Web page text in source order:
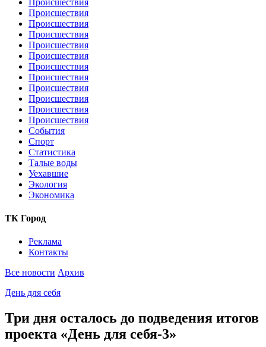
Происшествия
Происшествия
Происшествия
Происшествия
Происшествия
Происшествия
Происшествия
Происшествия
Происшествия
Происшествия
Происшествия
События
Спорт
Статистика
Талые воды
Уехавшие
Экология
Экономика
ТК Город
Реклама
Контакты
Все новости Архив
День для себя
Три дня осталось до подведения итогов
проекта «День для себя-3»